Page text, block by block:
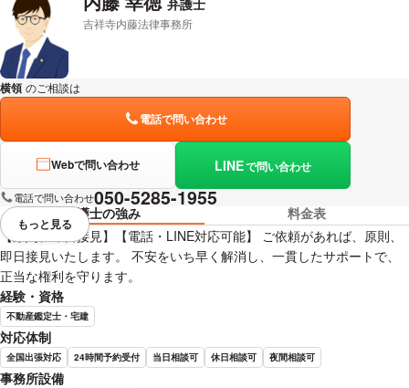
弁護士
吉祥寺内藤法律事務所
横領 のご相談は
電話で問い合わせ
Webで問い合わせ LINEで問い合わせ
電話で問い合わせ050-5285-1955
弁護士の強み
料金表
【原則、即日接見】【電話・LINE対応可能】 ご依頼があれば、原則、
即日接見いたします。 不安をいち早く解消し、一貫したサポートで、
正当な権利を守ります。
経験・資格
不動産鑑定士・宅建
対応体制
全国出張対応 24時間予約受付 当日相談可 休日相談可 夜間相談可
事務所設備
視覚的に省略されている要素を
もっと見る